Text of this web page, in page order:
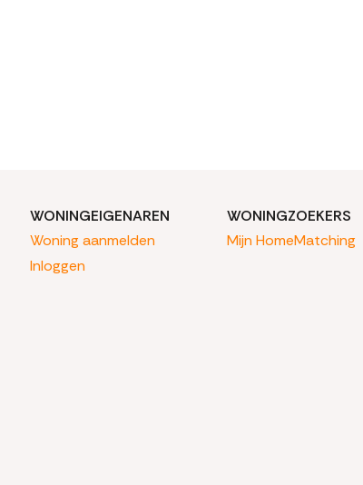
WONINGEIGENAREN
Woning aanmelden
Inloggen
WONINGZOEKERS
Mijn HomeMatching